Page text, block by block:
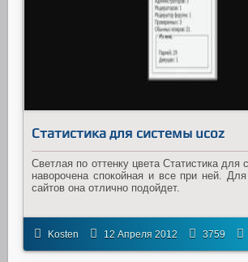
Статистика для системы ucoz
Светлая по оттенку цвета Статистика
наворочена спокойная и все при ней.
сайтов она отлично подойдет.
Kosten 12 Апреля 2012 3759